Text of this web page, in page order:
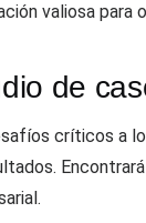
valiosa para
de
críticos a